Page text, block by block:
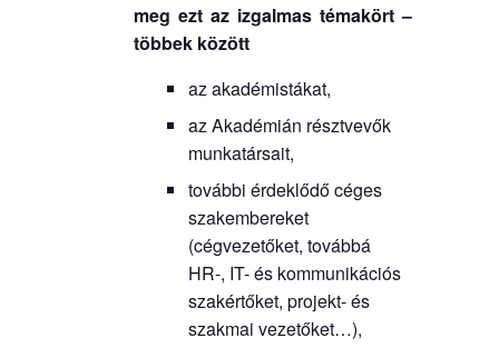
meg ezt az izgalmas témakört –
többek között
az akadémistákat,
az Akadémián résztvevők
munkatársait,
további érdeklődő céges
szakembereket
(cégvezetőket, továbbá
HR-, IT- és kommunikációs
szakértőket, projekt- és
szakmai vezetőket…),